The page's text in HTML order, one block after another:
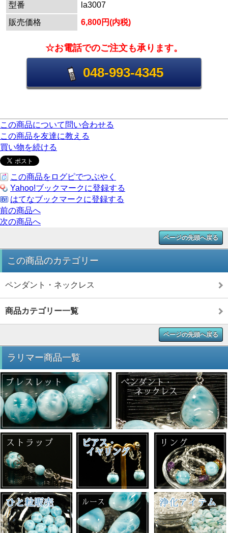
型番
la3007
販売価格
6,800円(内税)
☆お電話でのご注文も承ります。
048-993-4345
この商品について問い合わせる
この商品を友達に教える
買い物を続ける
この商品をログピでつぶやく
Yahoo!ブックマークに登録する
はてなブックマークに登録する
前の商品へ
次の商品へ
ページの先頭へ戻る
この商品のカテゴリー
ペンダント・ネックレス
商品カテゴリー一覧
ページの先頭へ戻る
ラリマー商品一覧